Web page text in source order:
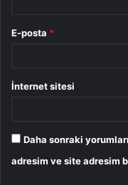
E-posta *
İnternet sitesi
Daha sonraki
adresim ve site adresim